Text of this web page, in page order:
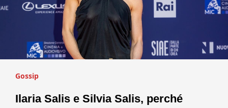
Gossip
Ilaria Salis e Silvia Salis, perché